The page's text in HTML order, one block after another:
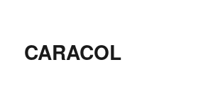
CARACOL